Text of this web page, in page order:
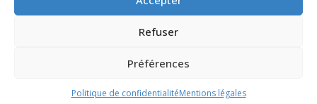
Refuser
Préférences
Politique de confidentialitéMentions légales
©Gironde Avenir- Tous droits réservés
Mentions légales